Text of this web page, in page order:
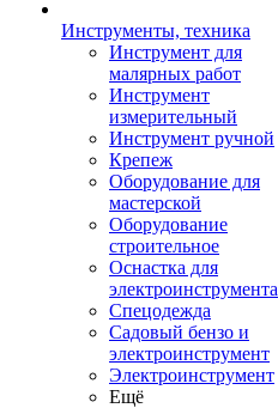
Инструменты, техника
Инструмент для
малярных работ
Инструмент
измерительный
Инструмент ручной
Крепеж
Оборудование для
мастерской
Оборудование
строительное
Оснастка для
электроинструмента
Спецодежда
Садовый бензо и
электроинструмент
Электроинструмент
Ещё